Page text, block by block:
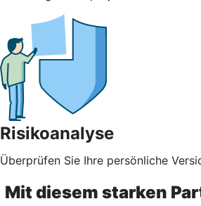
Risikoanalyse
Überprüfen Sie Ihre persönliche
Mit diesem starken